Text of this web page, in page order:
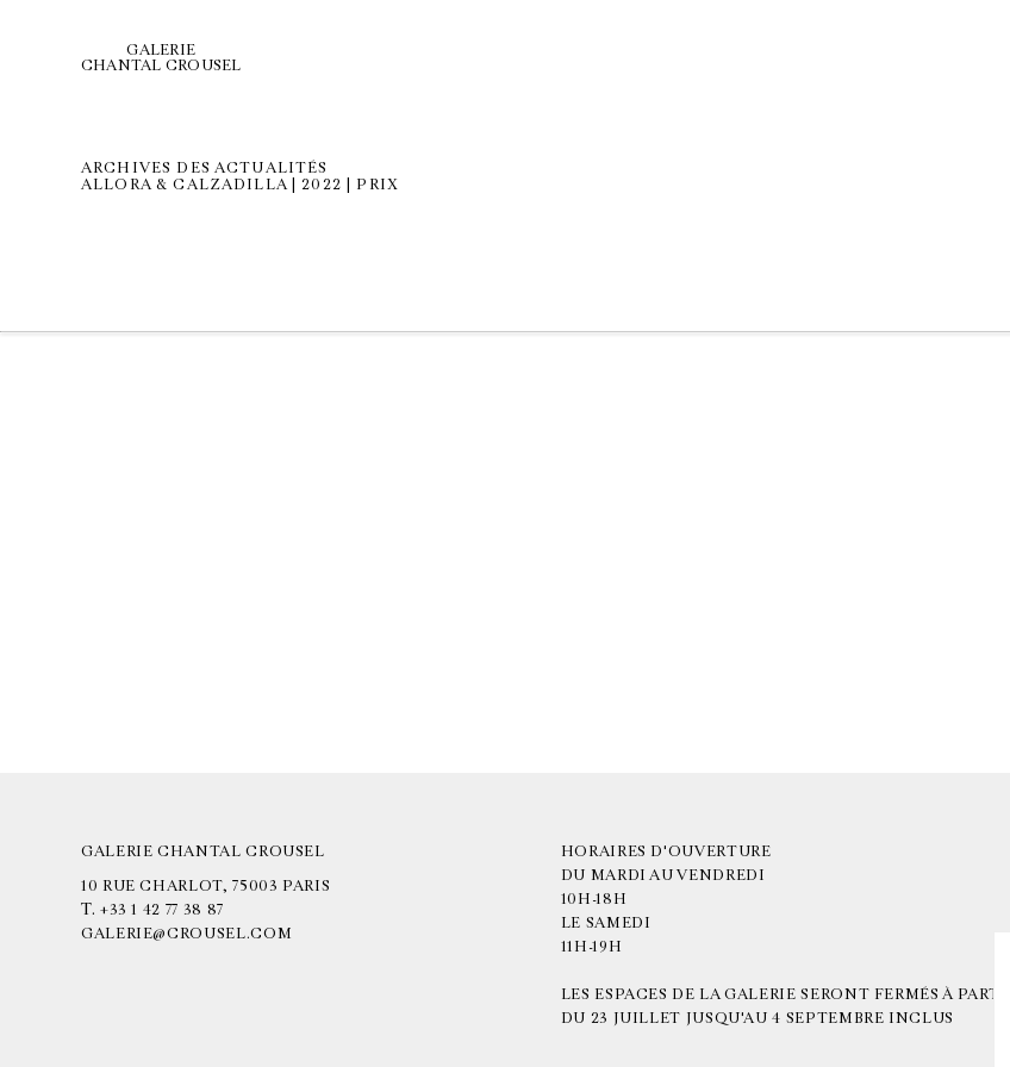
GALERIE
CHANTAL CROUSEL
ARCHIVES DES ACTUALITÉS
ALLORA & CALZADILLA | 2022 | PRIX
GALERIE CHANTAL CROUSEL
10 RUE CHARLOT, 75003 PARIS
T. +33 1 42 77 38 87
GALERIE@CROUSEL.COM
HORAIRES D'OUVERTURE
DU MARDI AU VENDREDI
10H-18H
LE SAMEDI
11H-19H
LES ESPACES DE LA GALERIE SERONT FERMÉS À PARTIR
DU 23 JUILLET JUSQU'AU 4 SEPTEMBRE INCLUS